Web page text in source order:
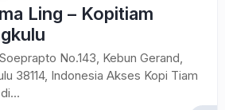
Ling – Kopitiam
No.143, Kebun Gerand,
38114, Indonesia Akses Kopi Tiam